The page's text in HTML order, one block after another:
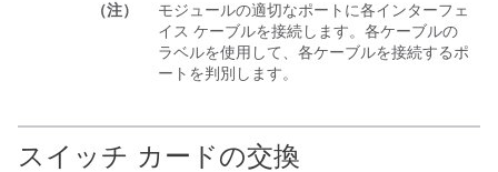
（注）
モジュールの適切なポートに各インターフェ
イス ケーブルを接続します。各ケーブルの
ラベルを使用して、各ケーブルを接続するポ
ートを判別します。
スイッチ カードの交換